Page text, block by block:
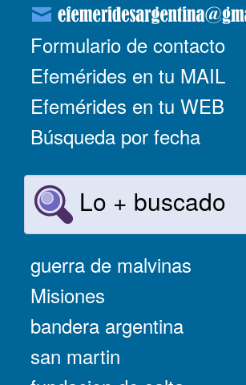
Formulario de contacto
Efemérides en tu MAIL
Efemérides en tu WEB
Búsqueda por fecha
Lo + buscado
guerra de malvinas
Misiones
bandera argentina
san martin